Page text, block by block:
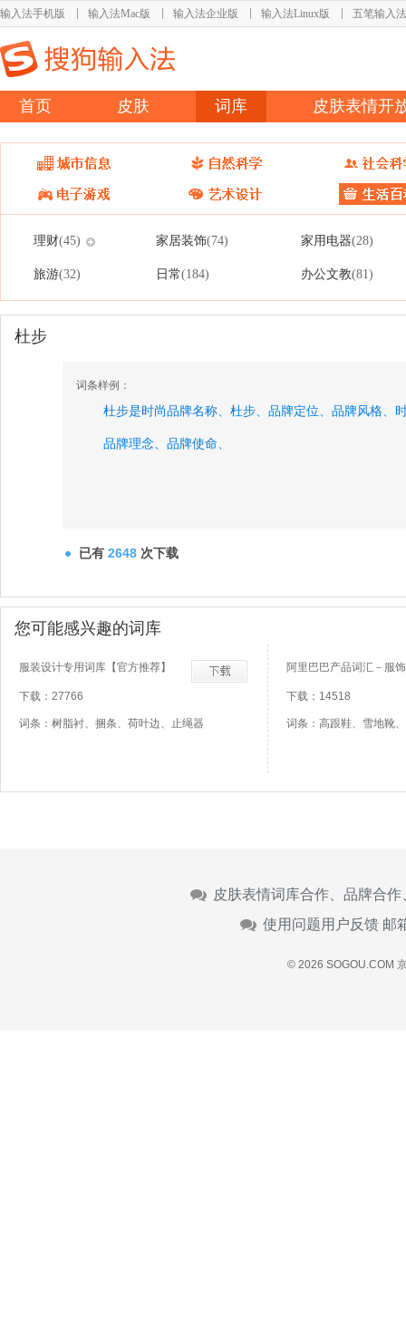
输入法手机版 输入法Mac版 输入法企业版 输入法Linux版 五笔输入法
首页 皮肤 词库 皮肤表情开
理财(45) 家居装饰(74) 家用电器(28)
旅游(32) 日常(184) 办公文教(81)
杜步
词条样例：
杜步是时尚品牌名称、 杜步、 品牌定位、 品牌风格、
品牌理念、 品牌使命、
已有 2648 次下载
您可能感兴趣的词库
服装设计专用词库【官方推荐】
下载：27766
词条：树脂衬、捆条、荷叶边、止绳器
阿里巴巴产品词汇－服
下载：14518
词条：高跟鞋、雪地靴
皮肤表情词库合作、品牌合
使用问题用户反馈 邮
© 2026 SOGOU.COM